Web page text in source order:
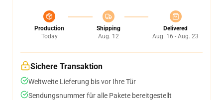
Production
Today
Shipping
Aug. 12
Delivered
Aug. 16 - Aug. 23
Sichere Transaktion
Weltweite Lieferung bis vor Ihre Tür
Sendungsnummer für alle Pakete bereitgestellt